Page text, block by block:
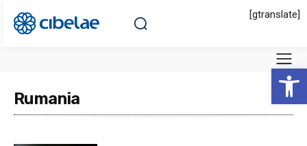
Abrir
[gtranslate]
Rumania